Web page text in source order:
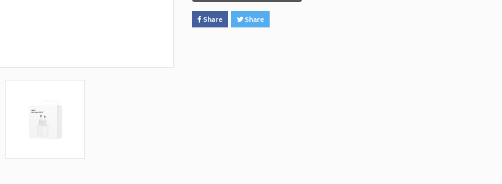
Share Share